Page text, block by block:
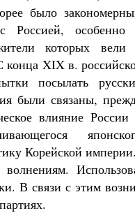
было
Россией, особенно
которых вели
XIX в.
посылать
были связаны,
влияние России
Корейской
В связи с этим
Как найти своё место в
Кирилл Мурышев